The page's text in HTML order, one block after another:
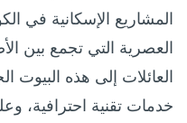
المشاريع الإسكانية في
العصرية التي تجمع بين
العائلات إلى هذه البيوت
خدمات تقنية احترافية،